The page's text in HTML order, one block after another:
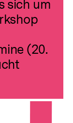
sich um
(20.